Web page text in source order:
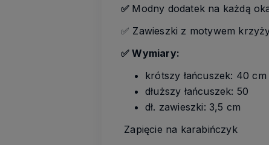
✅ Modny dodatek na każdą
✅ Zawieszki z motywem
✅ Wymiary:
krótszy łańcuszek: 40 cm
dłuższy łańcuszek: 50
dł. zawieszki: 3,5 cm
Zapięcie na karabińczyk